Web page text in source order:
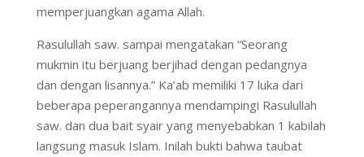
memperjuangkan agama Allah.
Rasulullah saw. sampai ‎mengatakan “Seorang
mukmin itu berjuang berjihad dengan pedangnya
dan dengan lisannya.” Ka’ab memiliki 17 luka dari
beberapa peperangannya mendampingi Rasulullah
saw. dan dua bait syair yang menyebabkan 1 kabilah
langsung masuk Islam. Inilah bukti bahwa taubat